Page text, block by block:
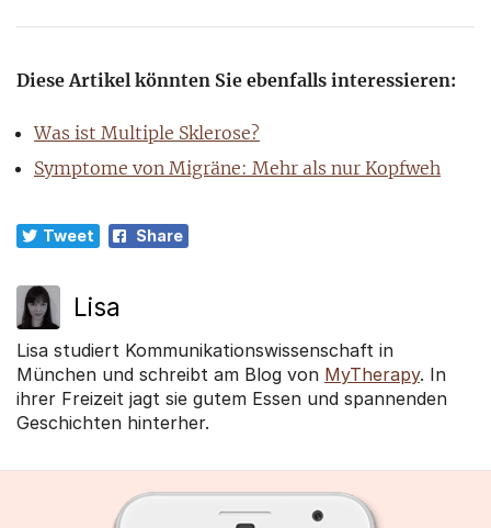
Diese Artikel könnten Sie ebenfalls interessieren:
Was ist Multiple Sklerose?
Symptome von Migräne: Mehr als nur Kopfweh
Tweet Share
Lisa
Lisa studiert Kommunikationswissenschaft in
München und schreibt am Blog von MyTherapy. In
ihrer Freizeit jagt sie gutem Essen und spannenden
Geschichten hinterher.